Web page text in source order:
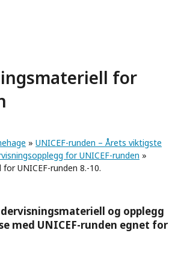
for
» UNICEF-runden – Årets viktigste
for UNICEF-runden »
UNICEF-runden 8.-10.
og opplegg
med UNICEF-runden egnet for